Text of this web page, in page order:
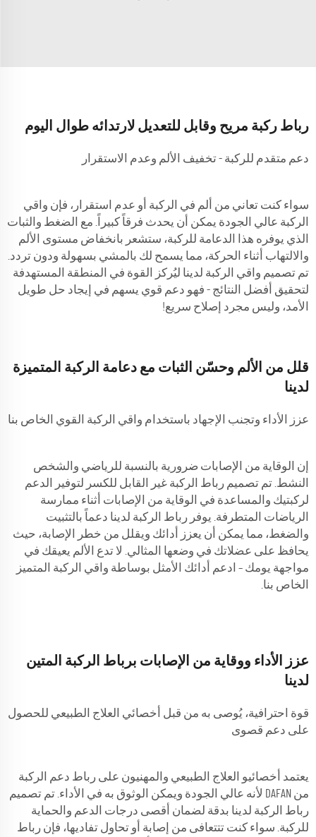
رباط ركبة مريح وقابل للتعديل لارتدائه طوال اليوم
دعم متقدم للركبة - تخفيف الألم وعدم الاستقرار
سواء كنت تعاني من ألم في الركبة أو عدم استقرار، فإن واقي
الركبة عالي الجودة يمكن أن يحدث فرقاً كبيراً. مع الضغط والثبات
الذي يوفره هذا الدعامة للركبة، ستشعر بانخفاض مستوى الألم
والالتهاب أثناء الحركة، مما يسمح لك بالمشي بسهولة ودون تردد.
تم تصميم واقي الركبة لدينا ليُركز القوة في المنطقة المستهدفة
لتحقيق أفضل النتائج - فهو دعم قوي يسهم في إيجاد حل طويل
الأمد، وليس مجرد إصلاح سريع!
قلل من الألم وحسّن الثبات مع دعامة الركبة المتميزة
لدينا
عزز الأداء وتجنب الإجهاد باستخدام واقي الركبة القوي الخاص بنا
إن الوقاية من الإصابات ضرورية بالنسبة للرياضي والشخص
النشط. تم تصميم رباط الركبة غير القابل للكسر لتوفير الدعم
لركبتيك والمساعدة في الوقاية من الإصابات أثناء ممارسة
الرياضات المتطرفة. يوفر رباط الركبة لدينا دعماً بالتثبيت
والضغط، مما يمكن أن يعزز أدائك ويقلل من خطر الإصابة، حيث
يحافظ على عضلاتك في وضعها المثالي. لا تدع الألم يعيقك في
مواجهة يومك – ادعم أدائك الأمثل بوساطة واقي الركبة المتميز
الخاص بنا.
عزز الأداء ووقاية من الإصابات برباط الركبة المتين
لدينا
قوة احترافية، يُوصى به من قبل أخصائي العلاج الطبيعي للحصول
على دعم قصوى
يعتمد أخصائيو العلاج الطبيعي والمهنيون على رباط دعم الركبة
من DAFAN لأنه عالي الجودة ويمكن الوثوق به في الأداء. تم تصميم
رباط الركبة لدينا بدقة لضمان أقصى درجات الدعم والحماية
للركبة. سواء كنت تتتعافى من إصابة أو تحاول تفاديها، فإن رباط